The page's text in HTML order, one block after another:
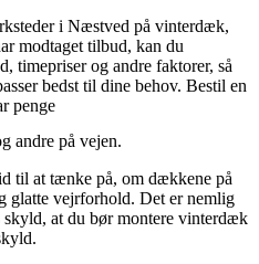
i Næstved på vinterdæk,
modtaget tilbud, kan du
timepriser og andre faktorer, så
bedst til dine behov. Bestil en
penge
andre på vejen.
til at tænke på, om dækkene på
glatte vejrforhold. Det er nemlig
at du bør montere vinterdæk